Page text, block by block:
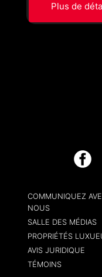
Plus de
Facebook
COMMUNIQUEZ
NOUS
SALLE DES MÉDIAS
PROPRIÉTÉS
AVIS JURIDIQUE
TÉMOINS